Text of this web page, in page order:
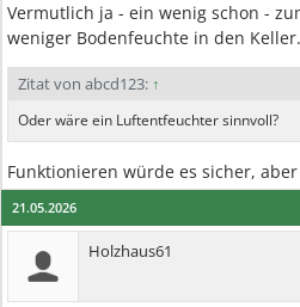
Vermutlich ja - ein wenig schon -
weniger Bodenfeuchte in den Keller.
Zitat von abcd123: ↑
Oder wäre ein Luftentfeuchter sinnvoll?
Funktionieren würde es sicher,
21.05.2026
Holzhaus61